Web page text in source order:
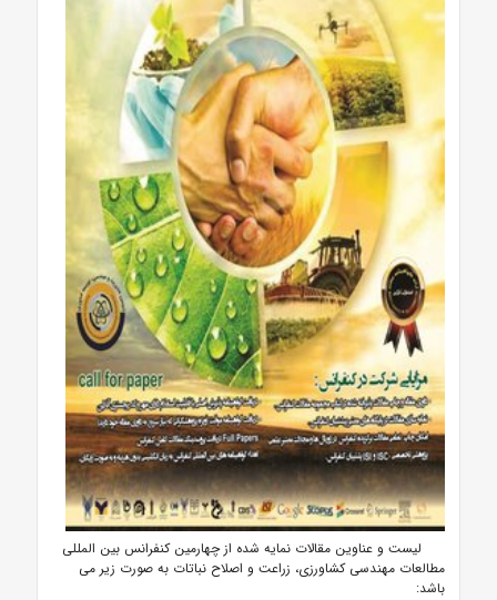
لیست و عناوین مقالات نمایه شده از چهارمین کنفرانس بین المللی
مطالعات مهندسی کشاورزی، زراعت و اصلاح نباتات به صورت زیر می
باشد: